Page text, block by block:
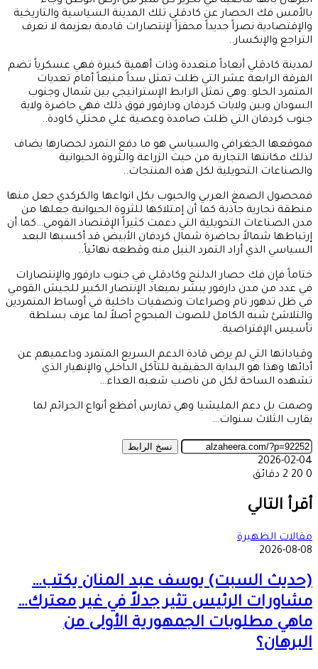
بالأمس فك الحصار عن كادقلي تلك المدينة السياسية والتاريخية
والإقتصادية نصراً جديداً محفزاً لإنتصارات قادمة بعزيمة لا تعرف
التراجع والإنكسار..
لمدينة كادقلي أبعاداً متعددة وذات أهمية كبيرة فهي عسكرياً تضم
الفرقة الرابعة عشر التي ظلت تمثل سداً منيعاً أمام تعديات
المتمرد الحلو..وهي تمثل الرابط الإستراتيجي بين شمال وجنوب
السودان وبين ولايات كردفان ودارفور فوق ذلك فهي حاضرة ولاية
جنوب كردفان التي ظلت صامدة وعصية علي محتلي كاودة..
فموقعها الجغرافي والسياسي هو ما دفع التمرد لحصارها يضاف
لذلك مكانتها التجارية من حيث الزراعة والثروة الحيوانية
والصناعات التحويلية لكل هذه المنتجات..
فمحصول الصمغ العربي والحبوب بكل انواعها والكركدي جعل منها
منطقة تجارية جاذبة كما أن إمتلاكها للثروة الحيوانية جعلها من
مدن الصناعات التحويلية التي دعمت كثيراً الإقتصاد القومي…كما أن
إرتباطها شمالاً بحاضرة شمال كردفان الأبيض قد أكسبها البعد
السياسي الذي أراد التمرد النيل منه وقطعه نهائياً..
ختاماً فإن فك حصار الدلنج وكادقلي في جنوب دارفور والإنتصارات
في عدد من مدن دارفور يبشر بميعاد الإنتصار الكبير للجيش القومي
في ظل تدهور تام وصراعات وتصفيات داخلية في أوساط المتمردين
والتلاشئ شبه الكامل للصوت المبحوح أصلاً لما عرف بسلطة
تأسيس الإفتراضية.
وقياداتها التي لم يرض قادة الدعم السريع المتمرد وداعميهم عن
أدائها وهذا هو البداية الحقيقية للتآكل الداخلي والإنهيار الذي
تشهده الساحة لكل من ناصب شعبه العداء…
وصمت بل دعم المليشيا وهي تمارس أفظع أنواع الجرائم لما
يقارب الثلاث سنوات…
نسخ الرابط
2026-02-04
0
2 دقائق
عبر
البريد
أقرأ التالي
مقالات الظهيرة
2026-08-08
(حديث السبت) يوسف عبد المنان يكتب…
مشاورات الرئيس تثير جدلاً في غير معترك…
ماهي مطلوبات الجمهورية الأولى من
البرهان؟